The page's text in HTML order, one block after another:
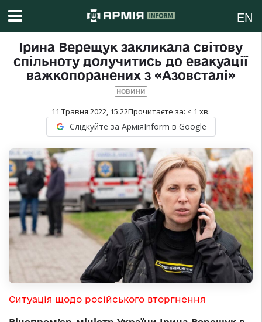
EN
Ірина Верещук закликала світову
спільноту долучитись до евакуації
важкопоранених з «Азовсталі»
НОВИНИ
11 Травня 2022, 15:22Прочитаєте за: < 1 хв.
Слідкуйте за АрміяInform в Google
Ситуація щодо російського вторгнення